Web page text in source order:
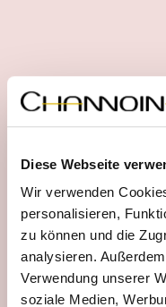
Diese Webseite
Wir verwenden
personalisieren,
zu können und die
analysieren.
Verwendung unserer
soziale Medien,
Produktdetails
Anwendungshinweise
Leitwirkstoffe